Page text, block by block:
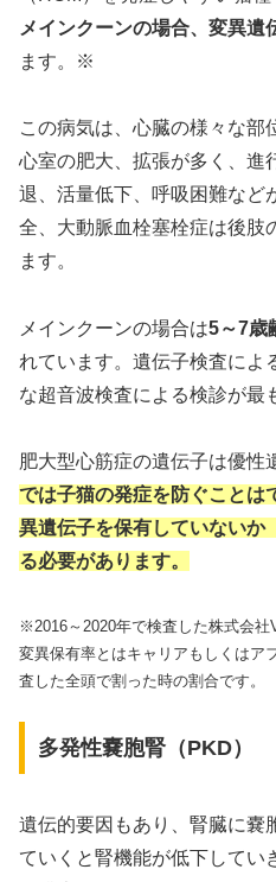
メインクーンの場合、変異遺
ます。※
この病気は、心臓の様々な部
心室の肥大、拡張が多く、進
退、活量低下、呼吸困難など
全、大動脈血栓塞栓症は後肢
ます。
メインクーンの場合は5～7歳
れています。遺伝子検査によ
な超音波検査による検診が最
肥大型心筋症の遺伝子は優性
では子猫の発症を防ぐことは
異遺伝子を保有していないか
る必要があります。
※2016～2020年で検査した株式会社
変異保有率とはキャリアもしくはア
査した全頭で割った時の割合です。
多発性嚢胞腎（PKD）
遺伝的要因もあり、腎臓に嚢
ていくと腎機能が低下してい